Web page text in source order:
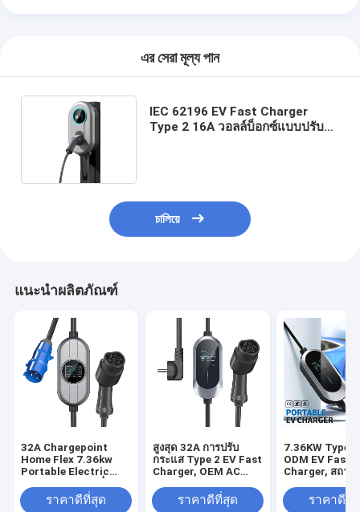
এর সেরা মূল্য পান
IEC 62196 EV Fast Charger
Type 2 16A วอลล์บ็อกซ์แบบปรับได้
চালিয়ে
แนะนำผลิตภัณฑ์
32A Chargepoint
Home Flex 7.36kw
Portable Electric
ชาร์จเร็ว2ราคาดีที่สุด
สูงสุด 32A การปรับ
กระแส Type 2 EV Fast
Charger, OEM AC
Charger Charger
ราคาดีที่สุด
7.36KW Type
ODM EV Fast
Charger, สถานี
ชาร์จในรถยนต์
ราคาดีที่